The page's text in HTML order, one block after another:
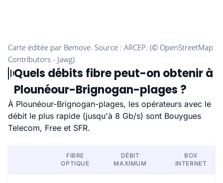
Quels débits fibre peut-on obtenir à
Plounéour-Brignogan-plages ?
À Plounéour-Brignogan-plages, les opérateurs avec le
débit le plus rapide (jusqu'à 8 Gb/s) sont Bouygues
Telecom, Free et SFR.
FIBRE
OPTIQUE
DÉBIT
MAXIMUM
BOX
INTERNET